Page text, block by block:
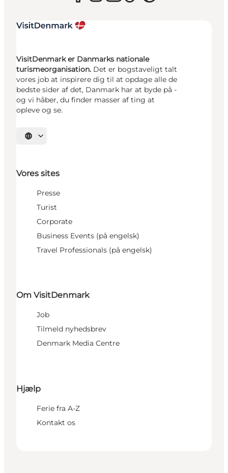
VisitDenmark er Danmarks nationale
turismeorganisation. Det er bogstaveligt talt
vores job at inspirere dig til at opdage alle de
bedste sider af det, Danmark har at byde på -
og vi håber, du finder masser af ting at
opleve og se.
Vælg sprog
Vores sites
Presse
Turist
Corporate
Business Events (på engelsk)
Travel Professionals (på engelsk)
Om VisitDenmark
Job
Tilmeld nyhedsbrev
Denmark Media Centre
Hjælp
Ferie fra A-Z
Kontakt os